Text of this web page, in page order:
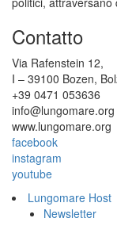
Contatto
Via Rafenstein 12,
I – 39100 Bozen,
+39 0471 053636
info@lungomare.org
www.lungomare.org
facebook
instagram
youtube
Lungomare Host
Newsletter